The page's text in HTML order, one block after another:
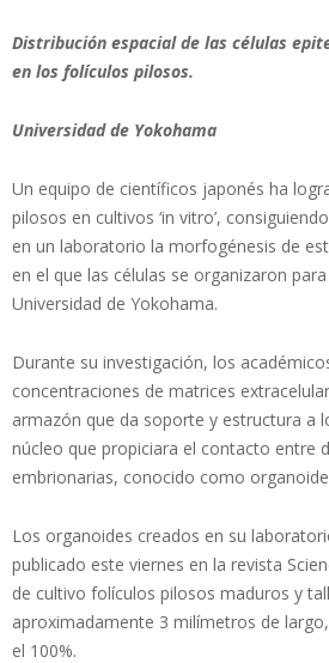
Distribución espacial de las células
en los folículos pilosos.
Universidad de Yokohama
Un equipo de científicos japonés ha
pilosos en cultivos ‘in vitro’,
en un laboratorio la morfogénesis de
en el que las células se organizaron
Universidad de Yokohama.
Durante su investigación, los
concentraciones de matrices
armazón que da soporte y estructura a
núcleo que propiciara el contacto entre
embrionarias, conocido como
Los organoides creados en su
publicado este viernes en la revista
de cultivo folículos pilosos maduros y
aproximadamente 3 milímetros de
el 100%.